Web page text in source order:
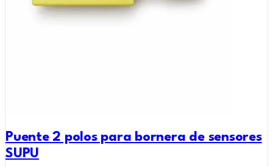
Puente 2 polos para bornera de sensores
SUPU